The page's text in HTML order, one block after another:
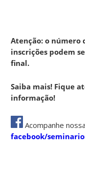
Atenção: o número
inscrições podem
final.
Saiba mais! Fique
informação!
Acompanhe
facebook/